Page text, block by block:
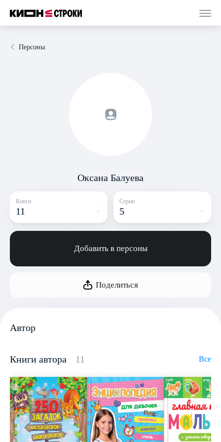
Персоны
Оксана Балуева
Книги
11
Серии
5
Добавить в персоны
Поделиться
Автор
Книги автора 11 Все